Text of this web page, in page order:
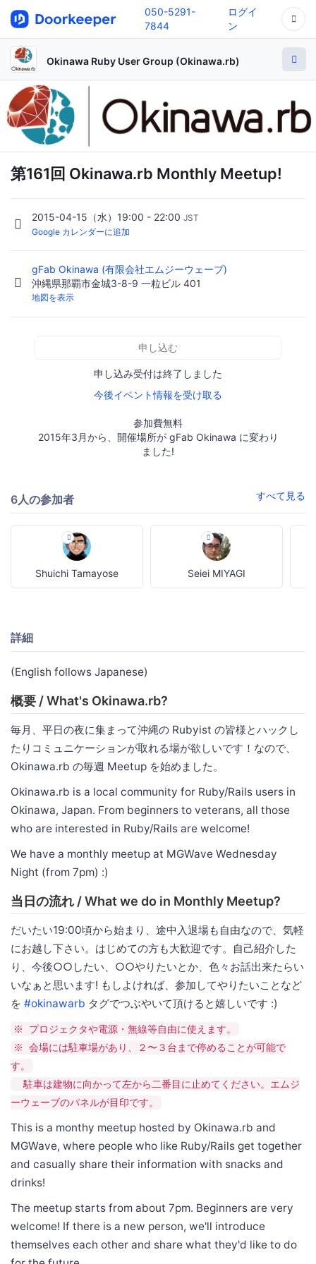
050-5291-
7844
ログイ
ン
Okinawa Ruby User Group (Okinawa.rb)
第161回 Okinawa.rb Monthly Meetup!
2015-04-15（水）19:00 - 22:00 JST
Google カレンダーに追加
gFab Okinawa (有限会社エムジーウェーブ)
沖縄県那覇市金城3-8-9 一粒ビル 401
地図を表示
申し込む
申し込み受付は終了しました
今後イベント情報を受け取る
参加費無料
2015年3月から、開催場所が gFab Okinawa に変わり
ました!
6人の参加者 すべて見る
Shuichi Tamayose Seiei MIYAGI
詳細
(English follows Japanese)
概要 / What's Okinawa.rb?
毎月、平日の夜に集まって沖縄の Rubyist の皆様とハックし
たりコミュニケーションが取れる場が欲しいです！なので、
Okinawa.rb の毎週 Meetup を始めました。
Okinawa.rb is a local community for Ruby/Rails users in
Okinawa, Japan. From beginners to veterans, all those
who are interested in Ruby/Rails are welcome!
We have a monthly meetup at MGWave Wednesday
Night (from 7pm) :)
当日の流れ / What we do in Monthly Meetup?
だいたい19:00頃から始まり、途中入退場も自由なので、気軽
にお越し下さい。はじめての方も大歓迎です。自己紹介した
り、今後○○したい、○○やりたいとか、色々お話出来たらい
いなぁと思います! もしよければ、参加してやりたいことなど
を #okinawarb タグでつぶやいて頂けると嬉しいです :)
※ プロジェクタや電源・無線等自由に使えます。
※ 会場には駐車場があり、２〜３台まで停めることが可能で
す。
駐車は建物に向かって左から二番目に止めてください。エムジ
ーウェーブのパネルが目印です。
This is a monthy meetup hosted by Okinawa.rb and
MGWave, where people who like Ruby/Rails get together
and casually share their information with snacks and
drinks!
The meetup starts from about 7pm. Beginners are very
welcome! If there is a new person, we'll introduce
themselves each other and share what they'd like to do